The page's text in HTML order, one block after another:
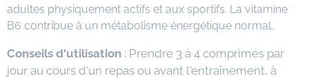
adultes physiquement actifs et aux sportifs. La vitamine
B6 contribue à un métabolisme énergétique normal.
Conseils d'utilisation : Prendre 3 à 4 comprimés par
jour au cours d'un repas ou avant l'entraînement, à